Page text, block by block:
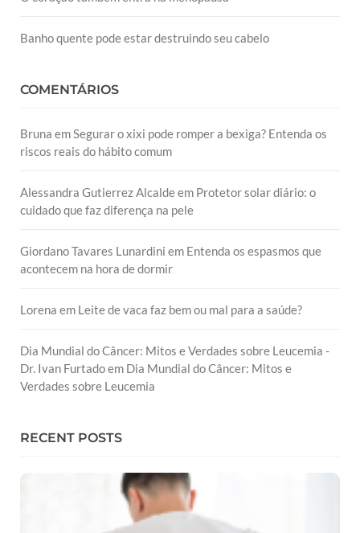
Banho quente pode estar destruindo seu cabelo
COMENTÁRIOS
Bruna emSegurar o xixi pode romper a bexiga? Entenda os
riscos reais do hábito comum
Alessandra Gutierrez Alcaldeem Protetor solar diário: o
cuidado que faz diferença na pele
Giordano Tavares Lunardini em Entenda os espasmos que
acontecem na hora de dormir
Lorena em Leite de vaca faz bem ou mal para a saúde?
Dia Mundial do Câncer: Mitos e Verdades sobre Leucemia -
Dr. Ivan Furtadoem Dia Mundial do Câncer: Mitos e
Verdades sobre Leucemia
RECENT POSTS